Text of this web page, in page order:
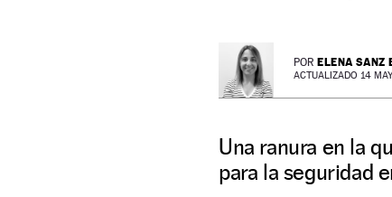
POR ELENA SANZ
ACTUALIZADO 14
Una ranura en la
para la seguridad